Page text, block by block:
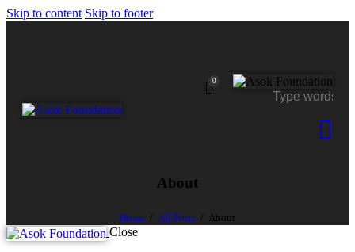
Skip to content Skip to footer
0
About
Home All Posts About
Close